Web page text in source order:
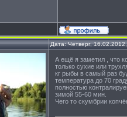
Дата: Четверг,
А ещё я заметил , что
только сухие или
кг рыбы в самый раз
температура до 70
полностью
зимой 55-60 мин.
Чего то скумбрии